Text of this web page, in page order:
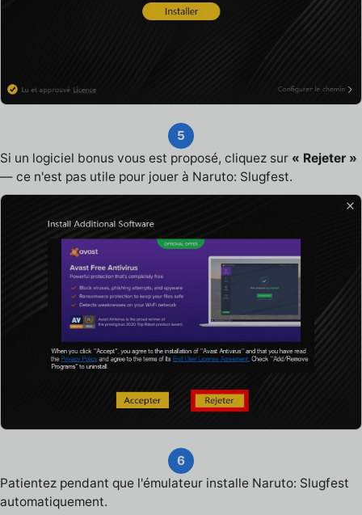
5
Si un logiciel bonus vous est proposé, cliquez sur « Rejeter »
— ce n'est pas utile pour jouer à Naruto: Slugfest.
6
Patientez pendant que l'émulateur installe Naruto: Slugfest
automatiquement.